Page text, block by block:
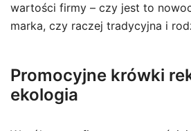
wartości firmy – czy jest to
marka, czy raczej tradycyjna i
Promocyjne krówki
ekologia